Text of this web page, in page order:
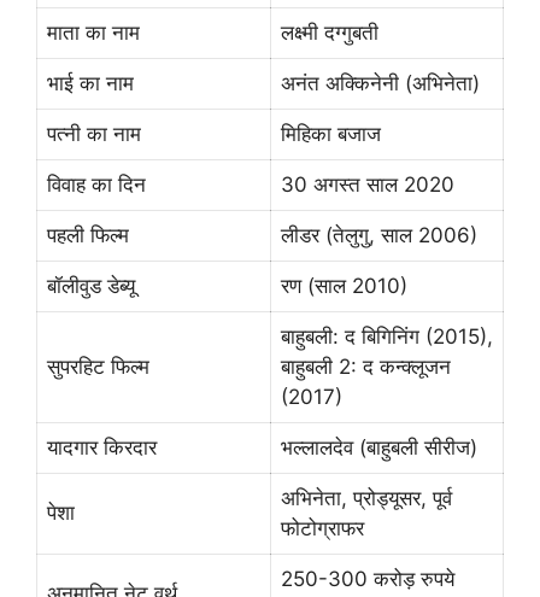
माता का नाम लक्ष्मी दग्गुबती
भाई का नाम अनंत अक्किनेनी (अभिनेता)
पत्नी का नाम मिहिका बजाज
विवाह का दिन 30 अगस्त साल 2020
पहली फिल्म लीडर (तेलुगु, साल 2006)
बॉलीवुड डेब्यू रण (साल 2010)
सुपरहिट फिल्म
बाहुबली: द बिगिनिंग (2015),
बाहुबली 2: द कन्क्लूजन
(2017)
यादगार किरदार भल्लालदेव (बाहुबली सीरीज)
पेशा
अभिनेता, प्रोड्यूसर, पूर्व
फोटोग्राफर
250-300 करोड़ रुपये